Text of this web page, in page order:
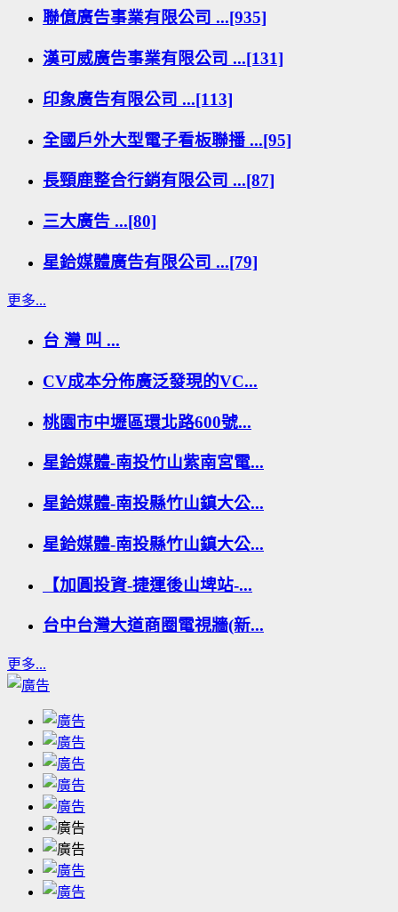
聯億廣告事業有限公司 ...[935]
漢可威廣告事業有限公司 ...[131]
印象廣告有限公司 ...[113]
全國戶外大型電子看板聯播 ...[95]
長頸鹿整合行銷有限公司 ...[87]
三大廣告 ...[80]
星鉿媒體廣告有限公司 ...[79]
更多...
台 灣 叫 ...
CV成本分佈廣泛發現的VC...
桃園市中壢區環北路600號...
星鉿媒體-南投竹山紫南宮電...
星鉿媒體-南投縣竹山鎮大公...
星鉿媒體-南投縣竹山鎮大公...
【加圓投資-捷運後山埤站-...
台中台灣大道商圈電視牆(新...
更多...